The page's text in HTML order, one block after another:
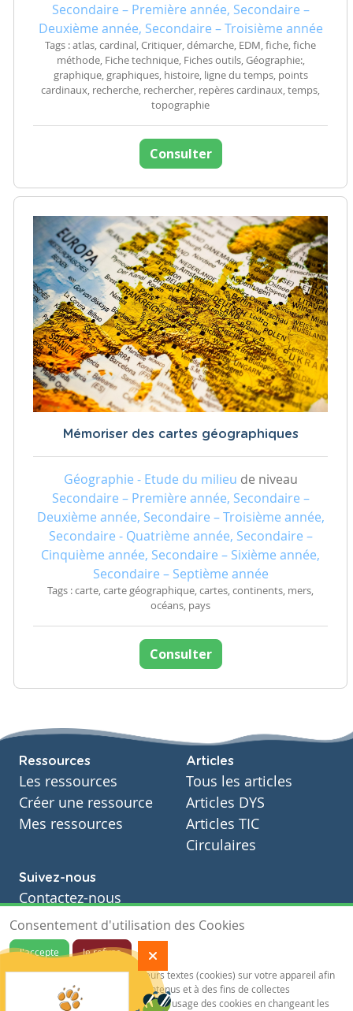
Secondaire – Première année, Secondaire –
Deuxième année, Secondaire – Troisième année
Tags : atlas, cardinal, Critiquer, démarche, EDM, fiche, fiche
méthode, Fiche technique, Fiches outils, Géographie:,
graphique, graphiques, histoire, ligne du temps, points
cardinaux, recherche, rechercher, repères cardinaux, temps,
topographie
Consulter
Mémoriser des cartes géographiques
Géographie - Etude du milieu de niveau
Secondaire – Première année, Secondaire –
Deuxième année, Secondaire – Troisième année,
Secondaire - Quatrième année, Secondaire –
Cinquième année, Secondaire – Sixième année,
Secondaire – Septième année
Tags : carte, carte géographique, cartes, continents, mers,
océans, pays
Consulter
Ressources
Les ressources
Créer une ressource
Mes ressources
Articles
Tous les articles
Articles DYS
Articles TIC
Circulaires
Suivez-nous
Contactez-nous
Soutien scolaire
Notre page Facebook
S'inscrire à notre newsletter
Consentement d'utilisation des Cookies
J'accepte
Je refuse
Notre site sauvegarde des traceurs textes (cookies) sur votre appareil afin
de vous garantir de meilleurs contenus et à des fins de collectes
statistiques.Vous pouvez désactiver l'usage des cookies en changeant les